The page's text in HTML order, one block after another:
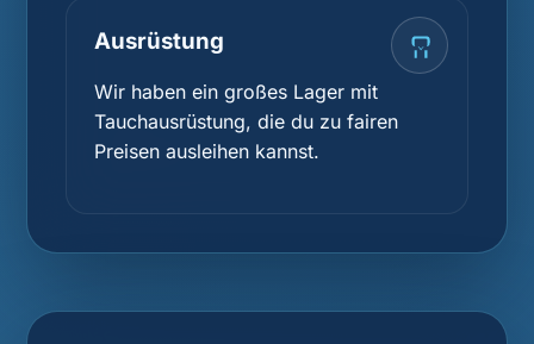
Ausrüstung
Wir haben ein großes Lager mit
Tauchausrüstung, die du zu fairen
Preisen ausleihen kannst.